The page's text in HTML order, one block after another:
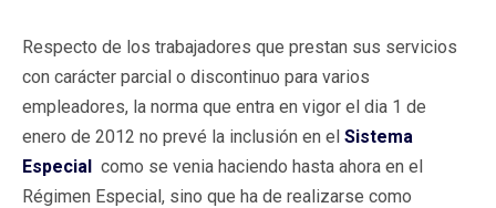
Respecto de los trabajadores que prestan sus servicios
con carácter parcial o discontinuo para varios
empleadores, la norma que entra en vigor el dia 1 de
enero de 2012 no prevé la inclusión en el Sistema
Especial como se venia haciendo hasta ahora en el
Régimen Especial, sino que ha de realizarse como